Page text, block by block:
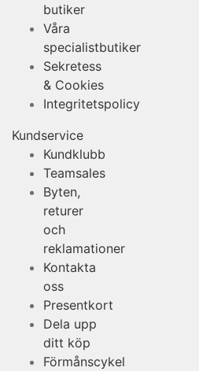
butiker
Våra
specialistbutiker
Sekretess
& Cookies
Integritetspolicy
Kundservice
Kundklubb
Teamsales
Byten,
returer
och
reklamationer
Kontakta
oss
Presentkort
Dela upp
ditt köp
Förmånscykel